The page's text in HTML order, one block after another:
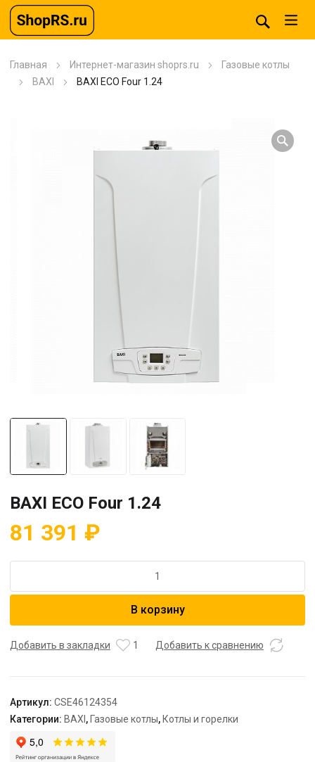
Главная Интернет-магазин shoprs.ru
Газовые котлы
BAXI
BAXI ECO Four 1.24
BAXI ECO Four 1.24
81 391 ₽
BAXI
1.24
В корзину
Добавить в закладки 1 Добавить к сравнению
Артикул: CSE46124354
Категории: BAXI , Газовые котлы, Котлы и горелки